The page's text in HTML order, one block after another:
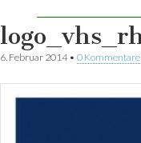
6. Februar 2014• 0 Kommentare